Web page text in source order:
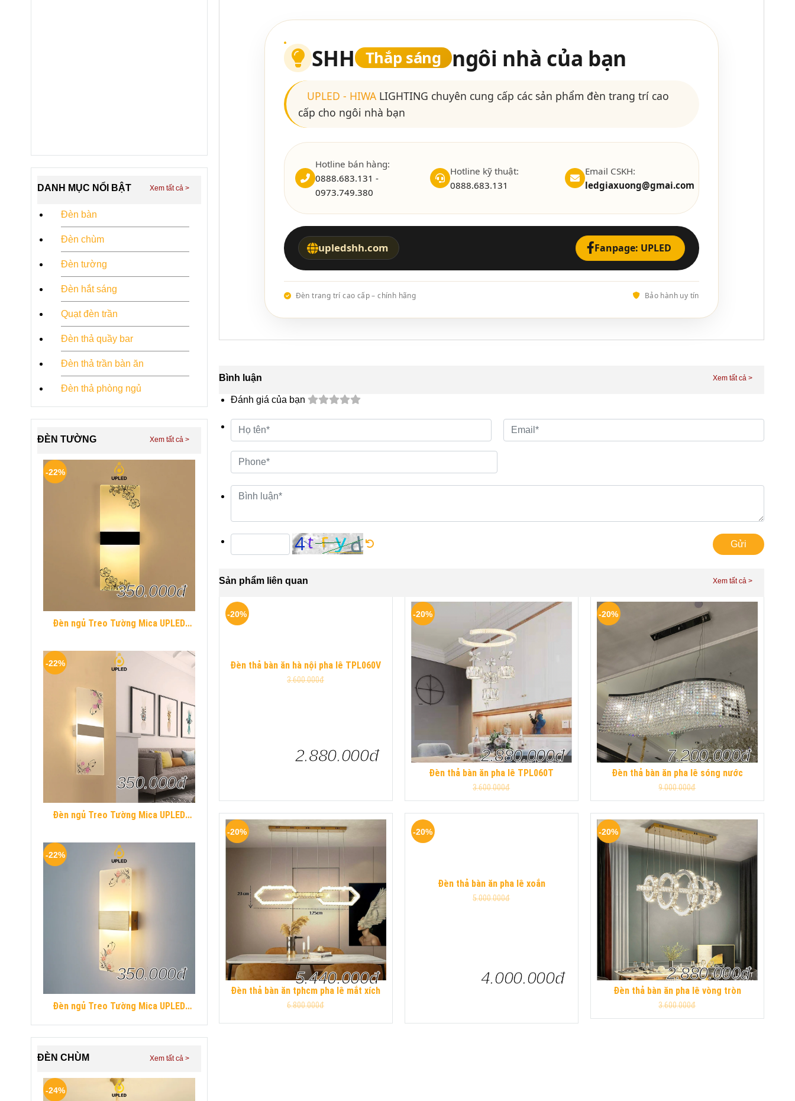
SHH Thắp sáng ngôi nhà của bạn
UPLED - HIWALIGHTING chuyên cung cấp các sản phẩm đèn trang trí cao
cấp cho ngôi nhà bạn
Hotline bán hàng:
0888.683.131 -
0973.749.380
Hotline kỹ thuật:
0888.683.131
Email CSKH:
ledgiaxuong@gmai.com
upledshh.com Fanpage: UPLED
Đèn trang trí cao cấp – chính hãng Bảo hành uy tín
Bình luận
Đánh giá của bạn
Gửi
Sản phẩm liên quan
Đèn thả bàn ăn hà nội pha lê TPL060V
2.880.000đ
3.600.000đ
-20%
Đèn thả bàn ăn pha lê TPL060T
2.880.000đ
3.600.000đ
-20%
Đèn thả bàn ăn pha lê sóng nước
7.200.000đ
9.000.000đ
-20%
Đèn thả bàn ăn tphcm pha lê mắt xích
5.440.000đ
6.800.000đ
-20%
Đèn thả bàn ăn pha lê xoắn
4.000.000đ
5.000.000đ
-20%
Đèn thả bàn ăn pha lê vòng tròn
2.880.000đ
3.600.000đ
-20%
DANH MỤC NỔI BẬT
Đèn bàn
Đèn chùm
Đèn tường
Đèn hắt sáng
Quạt đèn trần
Đèn thả quầy bar
Đèn thả trần bàn ăn
Đèn thả phòng ngủ
ĐÈN TƯỜNG
Đèn ngủ Treo Tường Mica UPLED
Hiện Đại
350.000đ
-22%
Đèn ngủ Treo Tường Mica UPLED
Hiện Đại
350.000đ
-22%
Đèn ngủ Treo Tường Mica UPLED
350.000đ
-22%
ĐÈN CHÙM
-24%